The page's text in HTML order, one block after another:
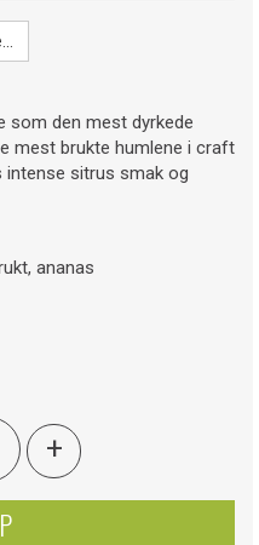
som den mest dyrkede
mest brukte humlene i craft
intense sitrus smak og
ananas
+